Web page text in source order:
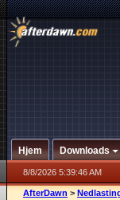
Hjem Downloads
8/8/2026 5:39:46 AM
AfterDawn >